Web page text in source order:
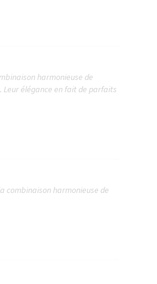
harmonieuse de
élégance en fait de parfaits
combinaison harmonieuse de